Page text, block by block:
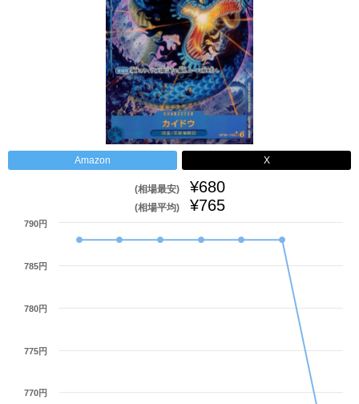
Amazon X
(相場最安) ¥680
(相場平均) ¥765
770円
775円
780円
785円
790円